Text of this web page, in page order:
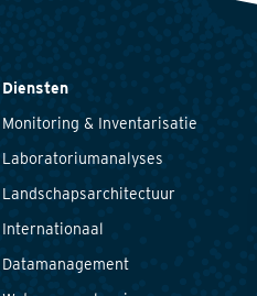
Diensten
Monitoring & Inventarisatie
Laboratoriumanalyses
Landschapsarchitectuur
Internationaal
Datamanagement